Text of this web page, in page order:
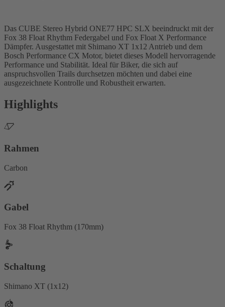
Das CUBE Stereo Hybrid ONE77 HPC SLX beeindruckt mit der
Fox 38 Float Rhythm Federgabel und Fox Float X Performance
Dämpfer. Ausgestattet mit Shimano XT 1x12 Antrieb und dem
Bosch Performance CX Motor, bietet dieses Modell hervorragende
Performance und Stabilität. Ideal für Biker, die sich auf
anspruchsvollen Trails durchsetzen möchten und dabei eine
ausgezeichnete Kontrolle und Robustheit erwarten.
Highlights
Rahmen
Carbon
Gabel
Fox 38 Float Rhythm (170mm)
Schaltung
Shimano XT (1x12)